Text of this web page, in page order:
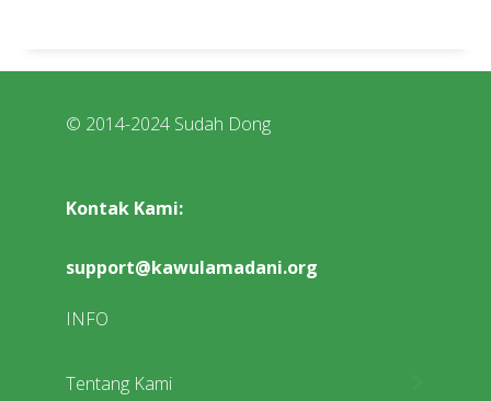
© 2014-2024 Sudah Dong
Kontak Kami:
support@kawulamadani.org
INFO
Tentang Kami